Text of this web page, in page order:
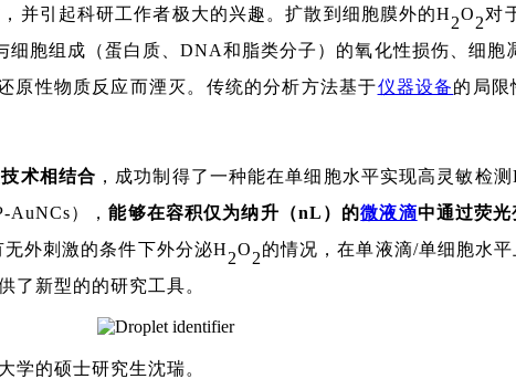
并引起科研工作者极大的兴趣。扩散到细胞膜外的H2O2对
细胞组成（蛋白质、DNA和脂类分子）的氧化性损伤、细胞
原性物质反应而湮灭。传统的分析方法基于仪器设备的局限
术相结合 ，成功制得了一种能在单细胞水平实现高灵敏检测
AuNCs），能够在容积仅为纳升（nL）的微液滴中通过荧
外刺激的条件下外分泌H2O2的情况，在单液滴/单细胞水
了新型的的研究工具。
学的硕士研究生沈瑞。